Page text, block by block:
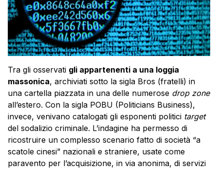
Tra gli osservati gli appartenenti a una loggia
massonica, archiviati sotto la sigla Bros (fratelli) in
una cartella piazzata in una delle numerose drop zone
all’estero. Con la sigla POBU (Politicians Business),
invece, venivano catalogati gli esponenti politici target
del sodalizio criminale. L’indagine ha permesso di
ricostruire un complesso scenario fatto di società “a
scatole cinesi” nazionali e straniere, usate come
paravento per l’acquisizione, in via anonima, di servizi